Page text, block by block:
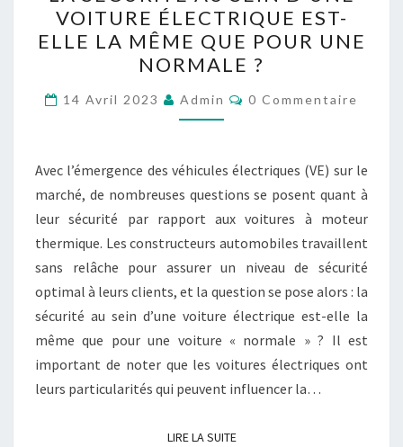
AU
SEIN
D’UNE
VOITURE
ÉLECTRIQUE
ELLE
LA
MÊME
QUE
POUR
UNE
NORMALE
?
VOITURE ÉLECTRIQUE EST-
ELLE LA MÊME QUE POUR UNE
NORMALE ?
14 Avril 2023 Admin Commentaires
0 Commentaire
Avec l’émergence des véhicules électriques (VE) sur le
marché, de nombreuses questions se posent quant à
leur sécurité par rapport aux voitures à moteur
thermique. Les constructeurs automobiles travaillent
sans relâche pour assurer un niveau de sécurité
optimal à leurs clients, et la question se pose alors : la
sécurité au sein d’une voiture électrique est-elle la
même que pour une voiture « normale » ? Il est
important de noter que les voitures électriques ont
leurs particularités qui peuvent influencer la…
LIRE LA SUITELIRE LA SUITE